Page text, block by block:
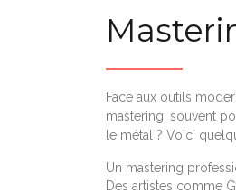
Face aux outils
mastering, souvent
le métal ? Voici
Un mastering
Des artistes comme